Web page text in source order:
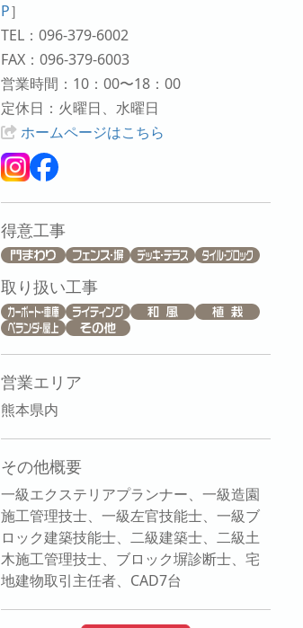
P］
TEL：096-379-6002
FAX：096-379-6003
営業時間：10：00〜18：00
定休日：火曜日、水曜日
ホームページはこちら
得意工事
取り扱い工事
営業エリア
熊本県内
その他概要
一級エクステリアプランナー、一級造園
施工管理技士、一級左官技能士、一級ブ
ロック建築技能士、二級建築士、二級土
木施工管理技士、ブロック塀診断士、宅
地建物取引主任者、CAD7台